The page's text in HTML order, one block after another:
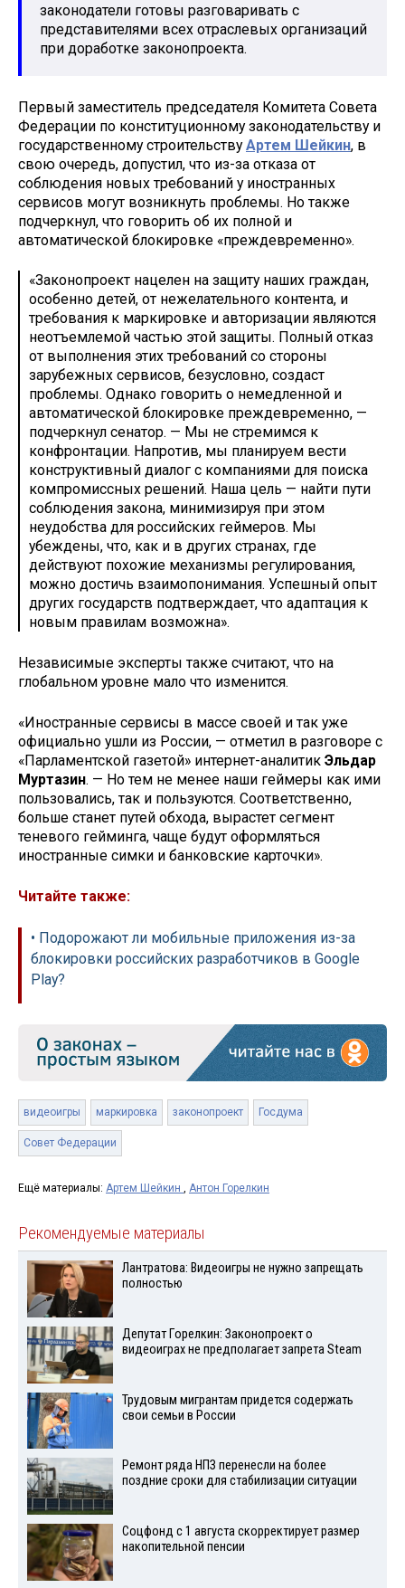
законодатели готовы разговаривать с
представителями всех отраслевых организаций
при доработке законопроекта.
Первый заместитель председателя Комитета Совета
Федерации по конституционному законодательству и
государственному строительствуАртем Шейкин, в
свою очередь, допустил, что из-за отказа от
соблюдения новых требований у иностранных
сервисов могут возникнуть проблемы. Но также
подчеркнул, что говорить об их полной и
автоматической блокировке «преждевременно».
«Законопроект нацелен на защиту наших граждан,
особенно детей, от нежелательного контента, и
требования к маркировке и авторизации являются
неотъемлемой частью этой защиты. Полный отказ
от выполнения этих требований со стороны
зарубежных сервисов, безусловно, создаст
проблемы. Однако говорить о немедленной и
автоматической блокировке преждевременно, —
подчеркнул сенатор. — Мы не стремимся к
конфронтации. Напротив, мы планируем вести
конструктивный диалог с компаниями для поиска
компромиссных решений. Наша цель — найти пути
соблюдения закона, минимизируя при этом
неудобства для российских геймеров. Мы
убеждены, что, как и в других странах, где
действуют похожие механизмы регулирования,
можно достичь взаимопонимания. Успешный опыт
других государств подтверждает, что адаптация к
новым правилам возможна».
Независимые эксперты также считают, что на
глобальном уровне мало что изменится.
«Иностранные сервисы в массе своей и так уже
официально ушли из России, — отметил в разговоре с
«Парламентской газетой» интернет-аналитик Эльдар
Муртазин. — Но тем не менее наши геймеры как ими
пользовались, так и пользуются. Соответственно,
больше станет путей обхода, вырастет сегмент
теневого гейминга, чаще будут оформляться
иностранные симки и банковские карточки».
Читайте также:
• Подорожают ли мобильные приложения из-за
блокировки российских разработчиков в Google
Play?
видеоигры маркировка законопроект Госдума
Совет Федерации
Ещё материалы: Артем Шейкин , Антон Горелкин
Рекомендуемые материалы
Лантратова: Видеоигры не нужно запрещать
полностью
Депутат Горелкин: Законопроект о
видеоиграх не предполагает запрета Steam
Трудовым мигрантам придется содержать
свои семьи в России
Ремонт ряда НПЗ перенесли на более
поздние сроки для стабилизации ситуации
Соцфонд с 1 августа скорректирует размер
накопительной пенсии